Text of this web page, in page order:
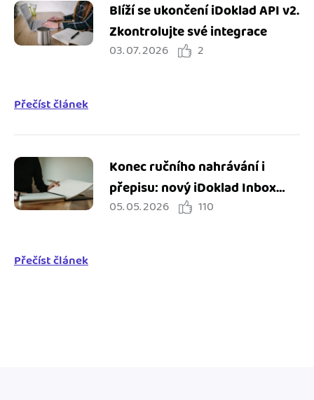
Blíží se ukončení iDoklad API v2.
Zkontrolujte své integrace
03. 07. 2026 2
Přečíst článek
Konec ručního nahrávání i
přepisu: nový iDoklad Inbox
zjednodušuje práci s doklady
05. 05. 2026 110
Přečíst článek